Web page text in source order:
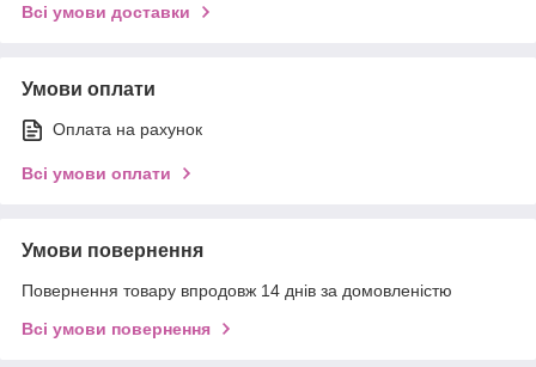
Всі умови доставки
Умови оплати
Оплата на рахунок
Всі умови оплати
Умови повернення
Повернення товару впродовж 14 днів за домовленістю
Всі умови повернення